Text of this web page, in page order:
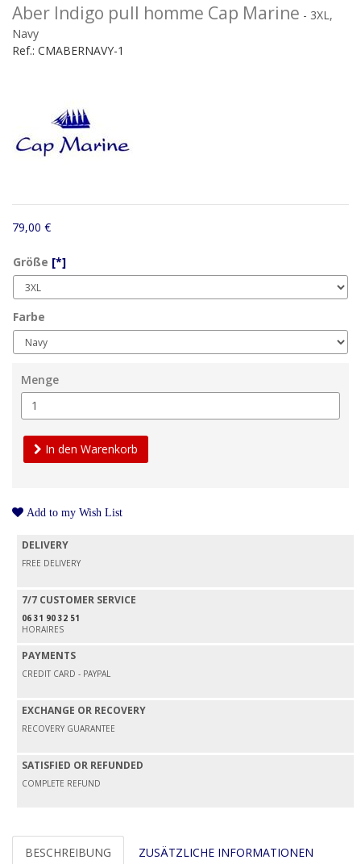
Aber Indigo pull homme Cap Marine - 3XL,
Navy
Ref.: CMABERNAVY-1
79,00 €
Größe [*]
Farbe
Menge
In den Warenkorb
Add to my Wish List
DELIVERY
FREE DELIVERY
7/7 CUSTOMER SERVICE
06 31 90 32 51
HORAIRES
PAYMENTS
CREDIT CARD - PAYPAL
EXCHANGE OR RECOVERY
RECOVERY GUARANTEE
SATISFIED OR REFUNDED
COMPLETE REFUND
BESCHREIBUNG ZUSÄTZLICHE INFORMATIONEN